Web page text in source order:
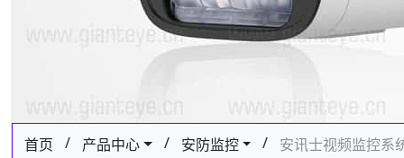
首页 / 产品中心 / 安防监控 / 安讯士视频监控系